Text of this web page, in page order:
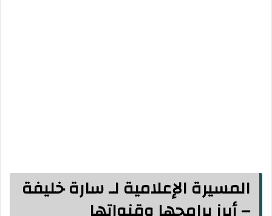
المسيرة الإعلامية لـ سارة خليفة